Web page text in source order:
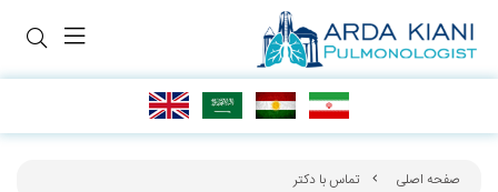
صفحه اصلی تماس با دکتر